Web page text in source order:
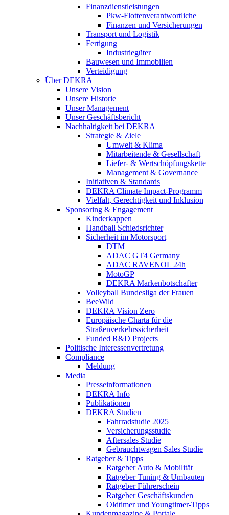
Finanzdienstleistungen
Pkw‑Flottenverantwortliche
Finanzen und Versicherungen
Transport und Logistik
Fertigung
Industriegüter
Bauwesen und Immobilien
Verteidigung
Über DEKRA
Unsere Vision
Unsere Historie
Unser Management
Unser Geschäftsbericht
Nachhaltigkeit bei DEKRA
Strategie & Ziele
Umwelt & Klima
Mitarbeitende & Gesellschaft
Liefer- & Wertschöpfungskette
Management & Governance
Initiativen & Standards
DEKRA Climate Impact-Programm
Vielfalt, Gerechtigkeit und Inklusion​
Sponsoring & Engagement
Kinderkappen
Handball Schiedsrichter
Sicherheit im Motorsport
DTM
ADAC GT4 Germany
ADAC RAVENOL 24h
MotoGP
DEKRA Markenbotschafter
Volleyball Bundesliga der Frauen
BeeWild
DEKRA Vision Zero
Europäische Charta für die
Straßenverkehrssicherheit
Funded R&D Projects
Politische Interessenvertretung
Compliance
Meldung
Media
Presseinformationen
DEKRA Info
Publikationen
DEKRA Studien
Fahrradstudie 2025
Versicherungsstudie
Aftersales Studie
Gebrauchtwagen Sales Studie
Ratgeber & Tipps
Ratgeber Auto & Mobilität
Ratgeber Tuning & Umbauten
Ratgeber Führerschein
Ratgeber Geschäftskunden
Oldtimer und Youngtimer-Tipps